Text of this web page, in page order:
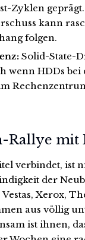
Zyklen
kann
folgen.
Solid-State-
wenn HDDs
Rallye mit
verbindet, ist
der
Xerox,
aus völlig
ist ihnen,